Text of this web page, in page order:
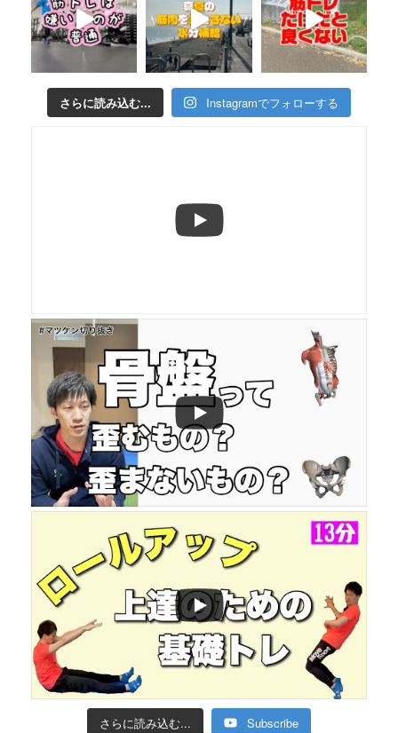
さらに読み込む... Instagramでフォローする
さらに読み込む... Subscribe